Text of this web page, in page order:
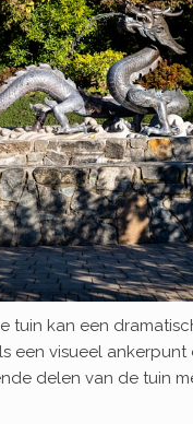
tuin kan een
een visueel
delen van de tuin